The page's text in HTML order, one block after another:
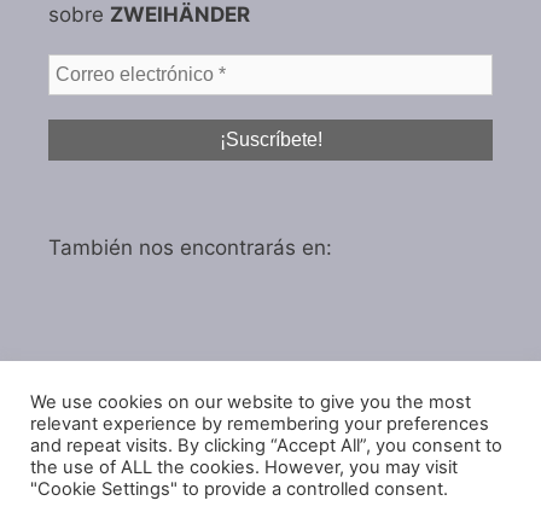
sobre ZWEIHÄNDER
También nos encontrarás en:
Política de privacidad
Política de cookies
We use cookies on our website to give you the most
relevant experience by remembering your preferences
and repeat visits. By clicking “Accept All”, you consent to
the use of ALL the cookies. However, you may visit
"Cookie Settings" to provide a controlled consent.